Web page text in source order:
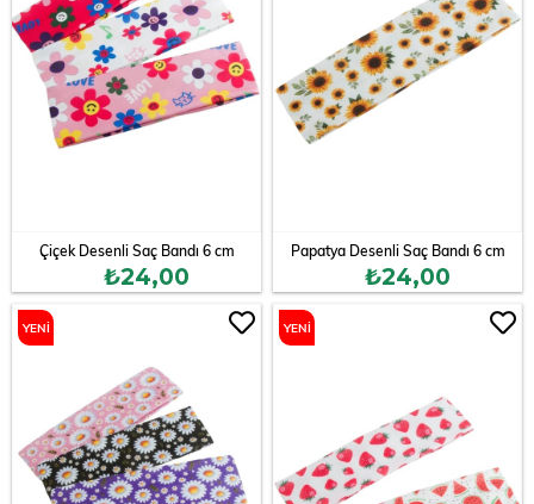
Çiçek Desenli Saç Bandı 6 cm
₺24,00
Papatya Desenli Saç Bandı 6 cm
₺24,00
YENI YENI